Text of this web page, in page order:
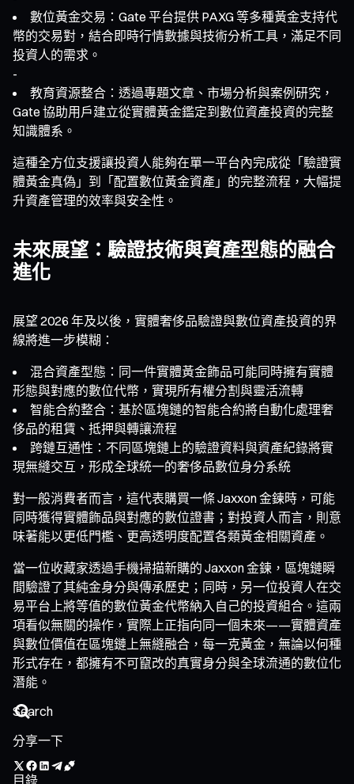
數位黃金交易：Gate 平台提供 PAXG 等多種黃金支持代
幣的交易對，結合即時行情數據與技術分析工具，滿足不同
投資人的需求。
-
教育資源整合：透過專題文章、市場分析與案例研究，
Gate 協助用戶建立從實體黃金鑑定到數位資產投資的完整
知識體系。
這種全方位支援讓投資人能夠在單一平台內完成從「驗證實
體黃金真偽」到「配置數位黃金資產」的完整流程，大幅提
升資產管理的效率與安全性。
未來展望：驗證技術與資產型態的融合
進化
展望 2026 年及以後，實體奢侈品驗證與數位資產投資的界
線將進一步模糊：
混合資產型態：同一件實體黃金飾品可能同時擁有實體
形態與對應的數位代幣，實現所有權分割與靈活流轉
智能合約整合：基於區塊鏈的智能合約將自動化處理奢
侈品的租賃、抵押與轉讓流程
跨鏈互通性：不同區塊鏈上的驗證資料與資產紀錄將實
現無縫交互，形成全球統一的奢侈品數位身分系統
對一般消費者而言，這代表購買一條 Jaxxon 金鍊時，可能
同時獲得實體飾品與對應的數位證書；對投資人而言，則意
味著能以更低門檻、更高透明度配置各類黃金相關資產。
當一位收藏家透過手機掃描新購的 Jaxxon 金鍊，區塊鏈瞬
間驗證了其純金身分與傳承歷史；同時，另一位投資人在交
易平台上將等值的數位黃金代幣納入自己的投資組合。這兩
項看似無關的操作，實際上正指向同一個未來——實體資產
與數位價值在區塊鏈上無縫融合，每一克黃金，無論以何種
形式存在，都擁有不可竄改的真實身分與全球流通的數位化
潛能。
分享一下
目錄